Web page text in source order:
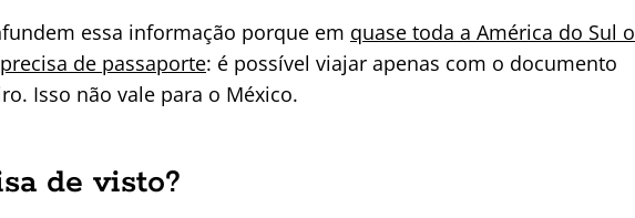
essa informação porque em quase toda a América do Sul o
de passaporte: é possível viajar apenas com o documento
Isso não vale para o México.
de visto?